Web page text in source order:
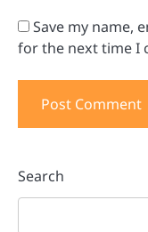
Save my name,
for the next time I
Search